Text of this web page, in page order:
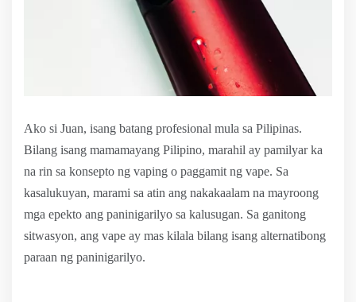
Ako si Juan, isang batang profesional mula sa Pilipinas.
Bilang isang mamamayang Pilipino, marahil ay pamilyar ka
na rin sa konsepto ng vaping o paggamit ng vape. Sa
kasalukuyan, marami sa atin ang nakakaalam na mayroong
mga epekto ang paninigarilyo sa kalusugan. Sa ganitong
sitwasyon, ang vape ay mas kilala bilang isang alternatibong
paraan ng paninigarilyo.